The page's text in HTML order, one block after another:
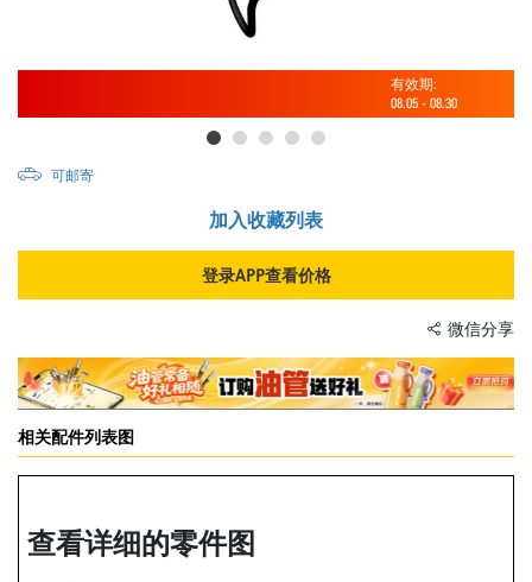
有效期:
08.05 - 08.30
可邮寄
加入收藏列表
登录APP查看价格
微信分享
相关配件列表图
查看详细的零件图